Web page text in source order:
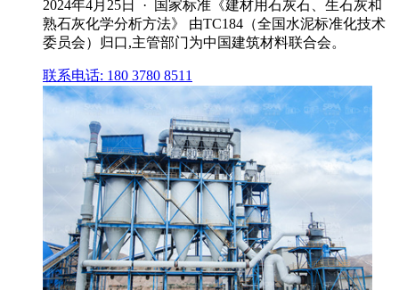
2024年4月25日 · 国家标准《建材用石灰石、生石灰和
熟石灰化学分析方法》 由TC184（全国水泥标准化技术
委员会）归口,主管部门为中国建筑材料联合会。
联系电话: 180 3780 8511